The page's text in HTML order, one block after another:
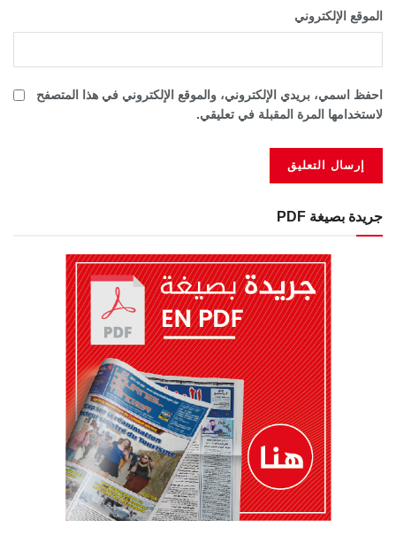
الموقع الإلكتروني
احفظ اسمي، بريدي الإلكتروني، والموقع الإلكتروني في هذا المتصفح
لاستخدامها المرة المقبلة في تعليقي.
جريدة بصيغة PDF